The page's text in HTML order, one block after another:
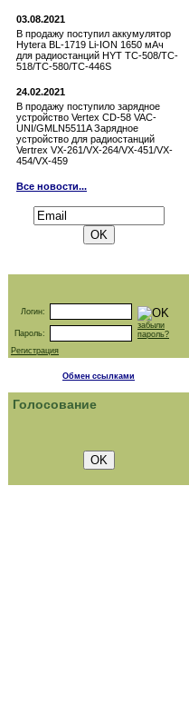
03.08.2021
В продажу поступил аккумулятор
Hytera BL-1719 Li-ION 1650 мАч
для радиостанций HYT TC-508/TC-
518/TC-580/TC-446S
24.02.2021
В продажу поступило зарядное
устройство Vertex СD-58 VAC-
UNI/GMLN5511A Зарядное
устройство для радиостанций
Vertrex VX-261/VX-264/VX-451/VX-
454/VX-459
Все новости...
Логин:
Пароль:
забыли
пароль?
Регистрация
Обмен ссылками
Голосование